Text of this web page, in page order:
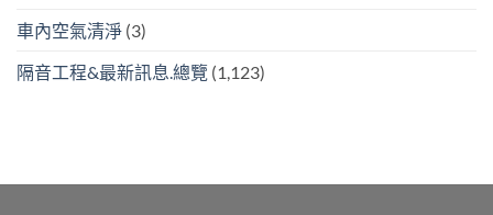
車內空氣清淨 (3)
隔音工程&最新訊息.總覽 (1,123)